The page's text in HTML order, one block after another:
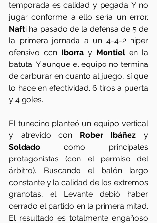
temporada es calidad y pegada. Y no
Nafti ha pasado de la defensa de 5 de
la primera jornada a un 4-4-2 hiper
ofensivo con Iborra y Montiel en la
batuta. Y aunque el equipo no termina
de carburar en cuanto al juego, sí que
lo hace en efectividad. 6 tiros a puerta
y 4 goles.
El tunecino planteó un equipo vertical
y atrevido con Rober Ibáñez
Soldado como principales
protagonistas (con el permiso del
árbitro). Buscando el balón largo
constante y la calidad de los extremos
granotas, el Levante debió haber
cerrado el partido en la primera mitad.
El resultado es totalmente engañoso